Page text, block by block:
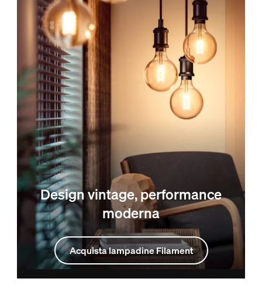
Design vintage, performance
moderna
Acquista lampadine Filament